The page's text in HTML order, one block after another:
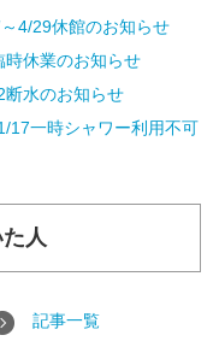
4/29休館のお知らせ
時休業のお知らせ
断水のお知らせ
一時シャワー利用不可
人
記事一覧